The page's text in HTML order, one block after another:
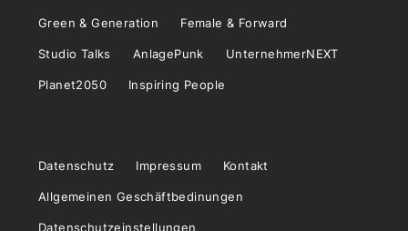
Green & Generation Female & Forward
Studio Talks AnlagePunk UnternehmerNEXT
Planet2050 Inspiring People
Datenschutz Impressum Kontakt
Allgemeinen Geschäftbedinungen
Datenschutzeinstellungen